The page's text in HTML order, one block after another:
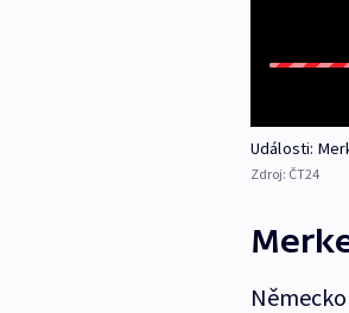
Události:
Zdroj: ČT24